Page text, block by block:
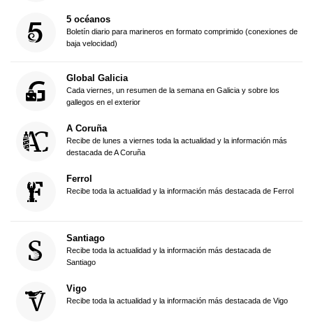
5 océanos
Boletín diario para marineros en formato comprimido (conexiones de
baja velocidad)
Global Galicia
Cada viernes, un resumen de la semana en Galicia y sobre los
gallegos en el exterior
A Coruña
Recibe de lunes a viernes toda la actualidad y la información más
destacada de A Coruña
Ferrol
Recibe toda la actualidad y la información más destacada de Ferrol
Santiago
Recibe toda la actualidad y la información más destacada de
Santiago
Vigo
Recibe toda la actualidad y la información más destacada de Vigo